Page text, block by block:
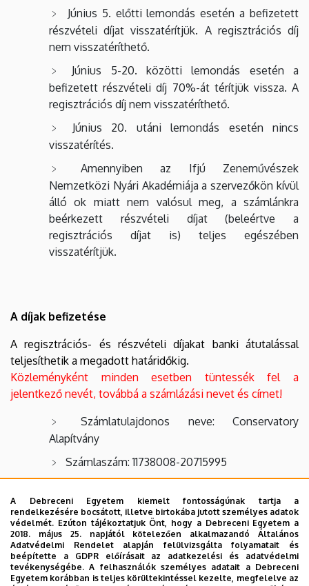
Június 5. előtti lemondás esetén a befizetett
részvételi díjat visszatérítjük. A regisztrációs díj
nem visszatéríthető.
Június 5-20. közötti lemondás esetén a
befizetett részvételi díj 70%-át térítjük vissza. A
regisztrációs díj nem visszatéríthető.
Június 20. utáni lemondás esetén nincs
visszatérítés.
Amennyiben az Ifjú Zeneművészek
Nemzetközi Nyári Akadémiája a szervezőkön kívül
álló ok miatt nem valósul meg, a számlánkra
beérkezett részvételi díjat (beleértve a
regisztrációs díjat is) teljes egészében
visszatérítjük.
A díjak befizetése
A regisztrációs- és részvételi díjakat banki átutalással
teljesíthetik a megadott határidőkig.
Közleményként minden esetben tüntessék fel a
jelentkező nevét, továbbá a számlázási nevet és címet!
Számlatulajdonos neve: Conservatory
Alapítvány
Számlaszám: 11738008-20715995
Külföldről történő utalás esetén:
Kedvezményezett: Conservatory Alapítvány
Bank: OTP Bank Nyrt., SWIFT/BIC:
OTPVHUHB
A Debreceni Egyetem kiemelt fontosságúnak tartja a
rendelkezésére bocsátott, illetve birtokába jutott személyes adatok
védelmét. Ezúton tájékoztatjuk Önt, hogy a Debreceni Egyetem a
2018. május 25. napjától kötelezően alkalmazandó Általános
Adatvédelmi Rendelet alapján felülvizsgálta folyamatait és
beépítette a GDPR előírásait az adatkezelési és adatvédelmi
tevékenységébe. A felhasználók személyes adatait a Debreceni
Egyetem korábban is teljes körültekintéssel kezelte, megfelelve az